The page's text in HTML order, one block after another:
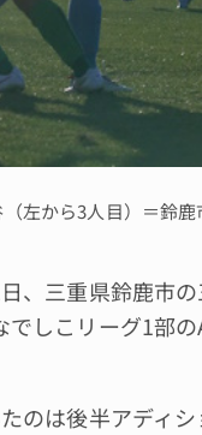
左から3人目）＝鈴鹿
、三重県鈴鹿市
しこリーグ1部
は後半アディシ